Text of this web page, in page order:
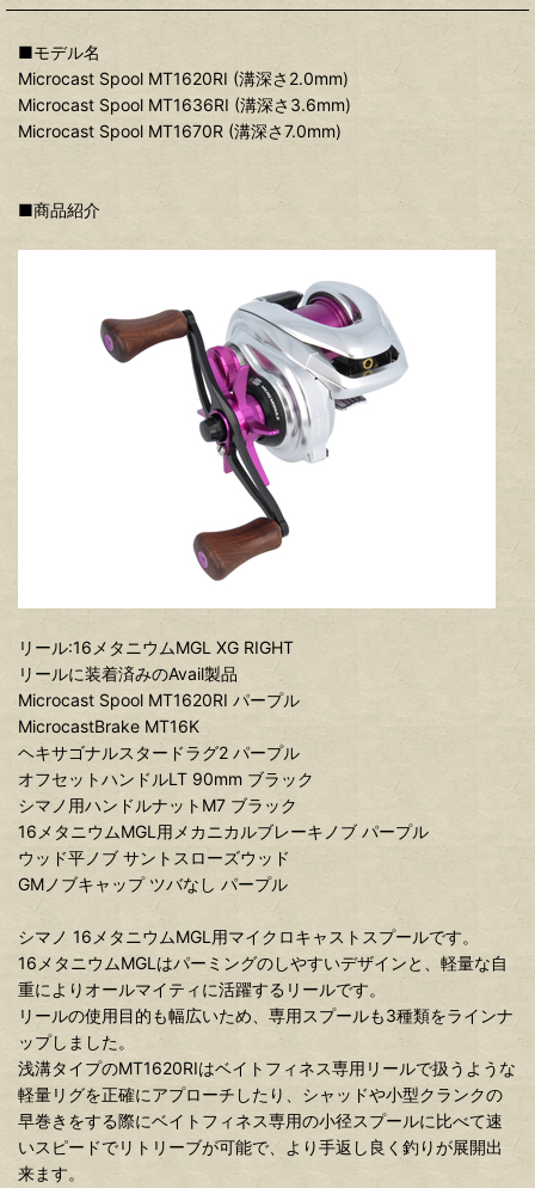
■モデル名
Microcast Spool MT1620RI (溝深さ2.0mm)
Microcast Spool MT1636RI (溝深さ3.6mm)
Microcast Spool MT1670R (溝深さ7.0mm)
■商品紹介
リール:16メタニウムMGL XG RIGHT
リールに装着済みのAvail製品
Microcast Spool MT1620RI パープル
MicrocastBrake MT16K
ヘキサゴナルスタードラグ2 パープル
オフセットハンドルLT 90mm ブラック
シマノ用ハンドルナットM7 ブラック
16メタニウムMGL用メカニカルブレーキノブ パープル
ウッド平ノブ サントスローズウッド
GMノブキャップ ツバなし パープル
シマノ 16メタニウムMGL用マイクロキャストスプールです。
16メタニウムMGLはパーミングのしやすいデザインと、軽量な自
重によりオールマイティに活躍するリールです。
リールの使用目的も幅広いため、専用スプールも3種類をラインナ
ップしました。
浅溝タイプのMT1620RIはベイトフィネス専用リールで扱うような
軽量リグを正確にアプローチしたり、シャッドや小型クランクの
早巻きをする際にベイトフィネス専用の小径スプールに比べて速
いスピードでリトリーブが可能で、より手返し良く釣りが展開出
来ます。